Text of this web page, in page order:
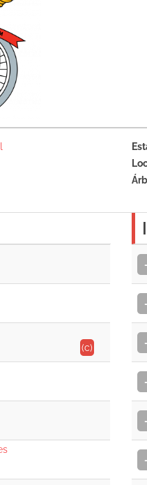
(c)
-
-
-
-
-
-